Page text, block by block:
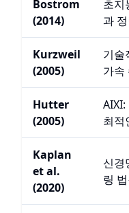
Bostrom
(2014)
초지
과
Kurzweil
(2005)
기술
가속
Hutter
(2005)
최적
Kaplan
et al.
(2020)
신경
링